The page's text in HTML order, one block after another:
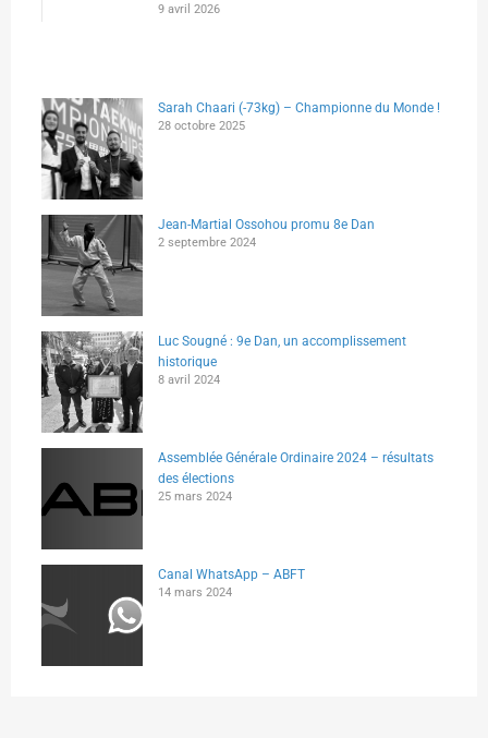
9 avril 2026
Sarah Chaari (-73kg) – Championne du Monde !
28 octobre 2025
Jean-Martial Ossohou promu 8e Dan
2 septembre 2024
Luc Sougné : 9e Dan, un accomplissement
historique
8 avril 2024
Assemblée Générale Ordinaire 2024 – résultats
des élections
25 mars 2024
Canal WhatsApp – ABFT
14 mars 2024